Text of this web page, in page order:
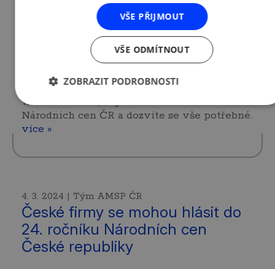
pro úspěšné české firmy zabojovat hned ve
třech kategoriích: kategorie kvality,
společenské odpovědnosti a udržitelného
rozvoje a rodinných podniků. Máte zájem to
letos zkusit? Potřebujete více informací a
rádi byste si poslechli zkušenosti vítězů
předchozích ročníků? Zúčastněte se
webináře MPO, organizátora soutěže
Národních cen ČR a dozvíte se vše potřebné.
více »
4. 3. 2024 | Tým AMSP ČR
České firmy se mohou hlásit do
24. ročníku Národních cen
České republiky
VŠE PŘIJMOUT
VŠE ODMÍTNOUT
ZOBRAZIT PODROBNOSTI